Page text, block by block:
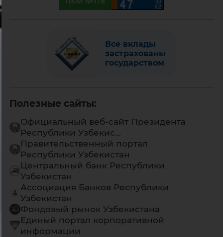
Все вклады
застрахованы
государством
Полезные сайты:
Официальный веб-сайт Президента
Республики Узбекис...
Правительственный портал
Республики Узбекистан
Центральный банк Республики
Узбекистан
Ассоциация Банков Республики
Узбекистан
Фондовый рынок Узбекистана
Единый портал корпоративной
информации